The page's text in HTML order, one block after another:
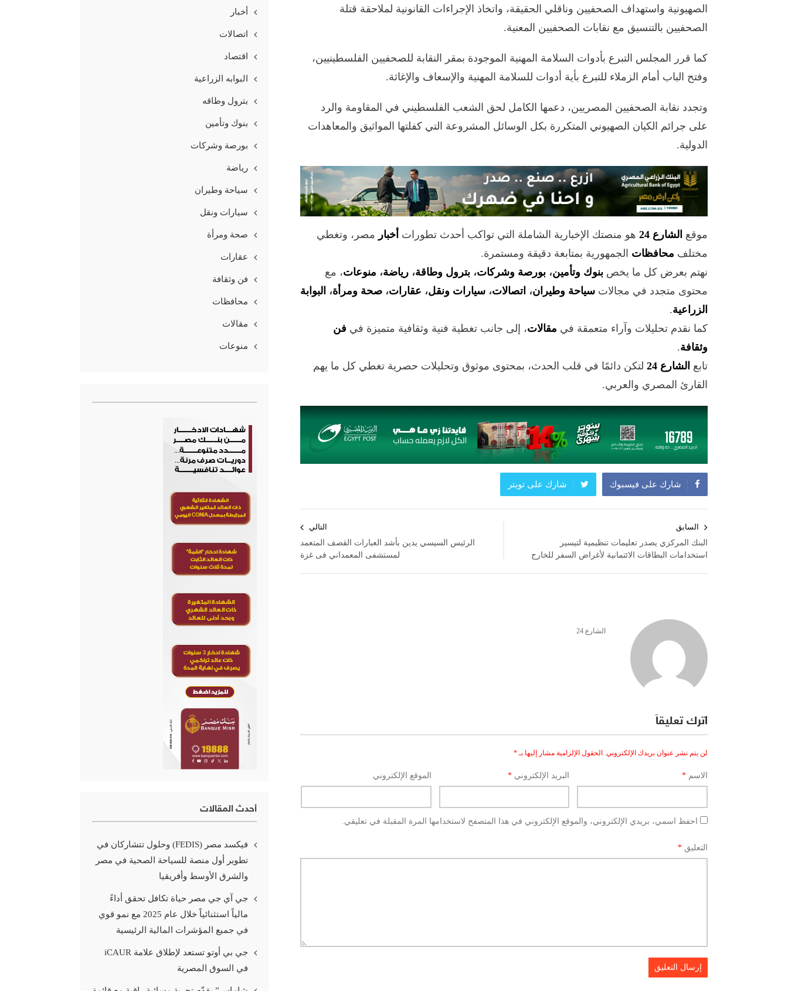
الصهيونية واستهداف الصحفيين وناقلي الحقيقة، واتخاذ الإجراءات القانونية لملاحقة قتلة
الصحفيين بالتنسيق مع نقابات الصحفيين المعنية.
كما قرر المجلس التبرع بأدوات السلامة المهنية الموجودة بمقر النقابة للصحفيين الفلسطينيين،
وفتح الباب أمام الزملاء للتبرع بأية أدوات للسلامة المهنية والإسعاف والإغاثة.
وتجدد نقابة الصحفيين المصريين، دعمها الكامل لحق الشعب الفلسطيني في المقاومة والرد
على جرائم الكيان الصهيوني المتكررة بكل الوسائل المشروعة التي كفلتها المواثيق والمعاهدات
الدولية.
موقع الشارع 24 هو منصتك الإخبارية الشاملة التي تواكب أحدث تطورات أخبار مصر، وتغطي
مختلف محافظات الجمهورية بمتابعة دقيقة ومستمرة.
نهتم بعرض كل ما يخص بنوك وتأمين، بورصة وشركات، بترول وطاقة، رياضة، منوعات، مع
محتوى متجدد في مجالات سياحة وطيران، اتصالات، سيارات ونقل، عقارات، صحة ومرأة، البوابة
الزراعية.
كما نقدم تحليلات وآراء متعمقة في مقالات، إلى جانب تغطية فنية وثقافية متميزة في فن
وثقافة.
تابع الشارع 24
لتكن دائمًا في قلب الحدث، بمحتوى موثوق وتحليلات حصرية تغطي كل ما يهم
القارئ المصري والعربي.
شارك على فيسبوك شارك على تويتر
المقالات
السابق
البنك المركزي يصدر تعليمات تنظيمية لتيسير
استخدامات البطاقات الائتمانية لأغراض السفر للخارج
التالي
الرئيس السيسي يدين بأشد العبارات القصف المتعمد
لمستشفى المعمداني فى غزة
الشارع 24
اترك تعليقاً
لن يتم نشر عنوان بريدك الإلكتروني. الحقول الإلزامية مشار إليها بـ*
الاسم * البريد الإلكتروني * الموقع الإلكتروني
احفظ اسمي، بريدي الإلكتروني، والموقع الإلكتروني في هذا المتصفح لاستخدامها المرة المقبلة في تعليقي.
التعليق *
أخبار
اتصالات
اقتصاد
البوابه الزراعية
بترول وطاقه
بنوك وتأمين
بورصة وشركات
رياضة
سياحة وطيران
سيارات ونقل
صحة ومرأة
عقارات
فن وثقافة
محافظات
مقالات
منوعات
أحدث المقالات
فيكسد مصر (FEDIS) وحلول تتشاركان في
تطوير أول منصة للسياحة الصحية في مصر
والشرق الأوسط وأفريقيا
جي آي جي مصر حياة تكافل تحقق أداءً
مالياً استثنائياً خلال عام 2025 مع نمو قوي
في جميع المؤشرات المالية الرئيسية
جي بي أوتو تستعد لإطلاق علامة iCAUR
في السوق المصرية